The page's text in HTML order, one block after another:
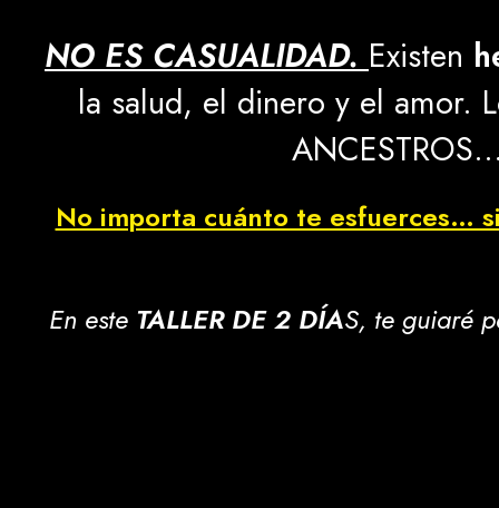
NO ES CASUALIDAD. Existen
la salud, el dinero y el amor.
No importa cuánto te esfuerces…
En este TALLER DE 2 DÍAS, te guiaré